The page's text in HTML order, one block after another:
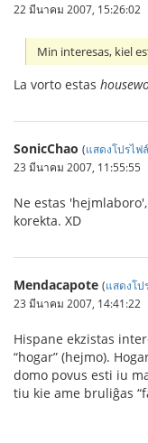
22 มีนาคม 2007, 15:26:02
Min interesas, kiel
La vorto estas
SonicChao (แสดงโปรไฟล์
23 มีนาคม 2007, 11:55:55
Ne estas
korekta. XD
Mendacapote (แสดงโป
23 มีนาคม 2007, 14:41:22
Hispane ekzistas
“hogar” (hejmo).
domo povus esti iu
tiu kie ame bruliĝas